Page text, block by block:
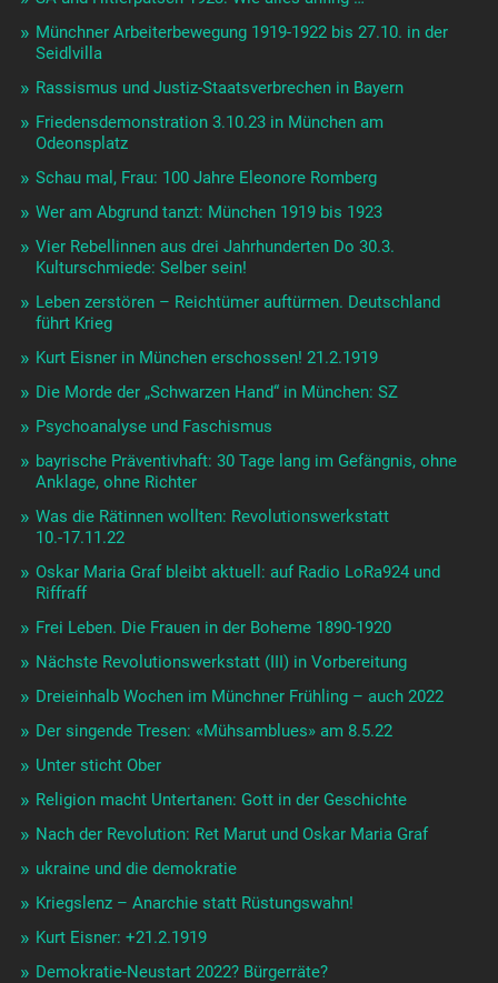
Münchner Arbeiterbewegung 1919-1922 bis 27.10. in der
Seidlvilla
Rassismus und Justiz-Staatsverbrechen in Bayern
Friedensdemonstration 3.10.23 in München am
Odeonsplatz
Schau mal, Frau: 100 Jahre Eleonore Romberg
Wer am Abgrund tanzt: München 1919 bis 1923
Vier Rebellinnen aus drei Jahrhunderten Do 30.3.
Kulturschmiede: Selber sein!
Leben zerstören – Reichtümer auftürmen. Deutschland
führt Krieg
Kurt Eisner in München erschossen! 21.2.1919
Die Morde der „Schwarzen Hand“ in München: SZ
Psychoanalyse und Faschismus
bayrische Präventivhaft: 30 Tage lang im Gefängnis, ohne
Anklage, ohne Richter
Was die Rätinnen wollten: Revolutionswerkstatt
10.-17.11.22
Oskar Maria Graf bleibt aktuell: auf Radio LoRa924 und
Riffraff
Frei Leben. Die Frauen in der Boheme 1890-1920
Nächste Revolutionswerkstatt (III) in Vorbereitung
Dreieinhalb Wochen im Münchner Frühling – auch 2022
Der singende Tresen: «Mühsamblues» am 8.5.22
Unter sticht Ober
Religion macht Untertanen: Gott in der Geschichte
Nach der Revolution: Ret Marut und Oskar Maria Graf
ukraine und die demokratie
Kriegslenz – Anarchie statt Rüstungswahn!
Kurt Eisner: +21.2.1919
Demokratie-Neustart 2022? Bürgerräte?